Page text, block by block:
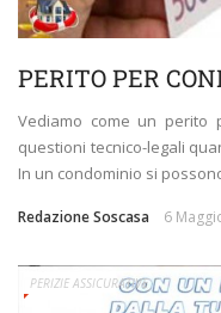
PERITO PER
Vediamo come un perito
questioni tecnico-legali
In un condominio si
Redazione Soscasa 6
PERIZIE ASSICURATIVE